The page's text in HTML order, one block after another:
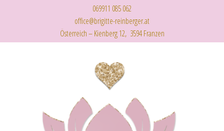
069911 085 062
office@brigitte-reinberger.at
Österreich – Kienberg 12, 3594 Franzen